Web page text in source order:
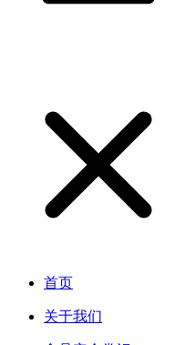
首页
关于我们